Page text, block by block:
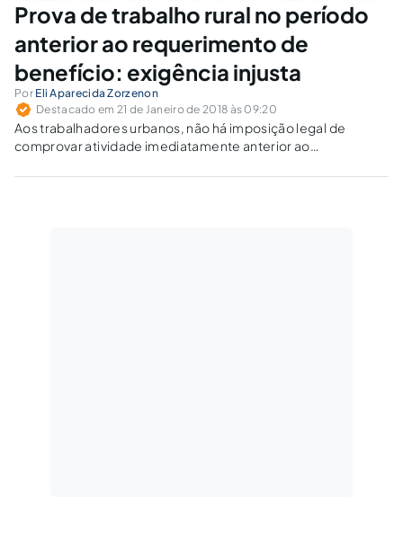
Prova de trabalho rural no período
anterior ao requerimento de
benefício: exigência injusta
Por Eli Aparecida Zorzenon
Destacado em 21 de Janeiro de 2018 às 09:20
Aos trabalhadores urbanos, não há imposição legal de
comprovar atividade imediatamente anterior ao
exigência similar seria feita aos trabalhadores rurais?